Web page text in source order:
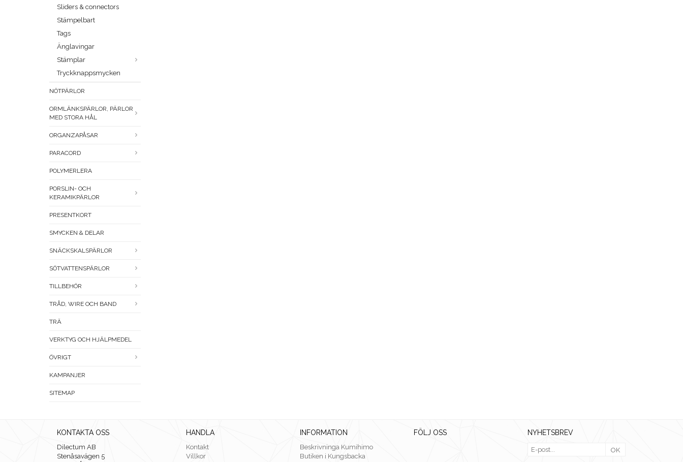
Sliders & connectors
Stämpelbart
Tags
Änglavingar
Stämplar
Tryckknappsmycken
NÖTPÄRLOR
ORMLÄNKSPÄRLOR, PÄRLOR
MED STORA HÅL
ORGANZAPÅSAR
PARACORD
POLYMERLERA
PORSLIN- OCH
KERAMIKPÄRLOR
PRESENTKORT
SMYCKEN & DELAR
SNÄCKSKALSPÄRLOR
SÖTVATTENSPÄRLOR
TILLBEHÖR
TRÅD, WIRE OCH BAND
TRÄ
VERKTYG OCH HJÄLPMEDEL
ÖVRIGT
KAMPANJER
SITEMAP
KONTAKTA OSS
Dilectum AB
Stenåsavägen 5
HANDLA
Kontakt
Villkor
INFORMATION
Beskrivninga Kumihimo
Butiken i Kungsbacka
FÖLJ OSS NYHETSBREV
OK